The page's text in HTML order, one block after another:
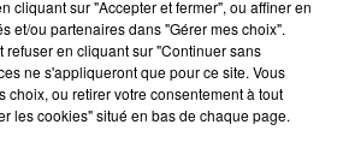
cliquant sur "Accepter et fermer", ou affiner en
et/ou partenaires dans "Gérer mes choix".
refuser en cliquant sur "Continuer sans
ne s'appliqueront que pour ce site. Vous
choix, ou retirer votre consentement à tout
les cookies" situé en bas de chaque page.